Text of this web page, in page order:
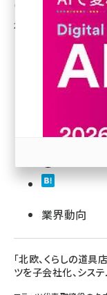
アスクル
base
ビィ・フォ
revico
瀧川 正実
2014年4月15日 17:30
業界動向
「北欧、くらしの道具
ツを子会社化、シス
参加登録は